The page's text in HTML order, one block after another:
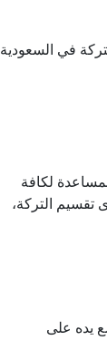
في السعودية
لكافة
تقسيم التركة،
يده على